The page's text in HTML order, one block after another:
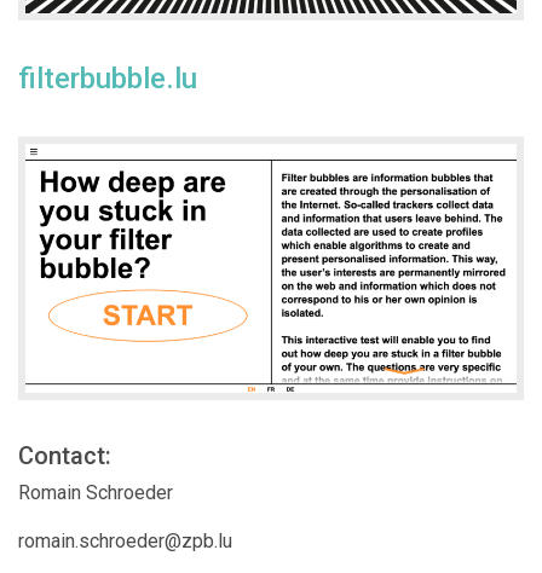
filterbubble.lu
Contact:
Romain Schroeder
romain.schroeder@zpb.lu